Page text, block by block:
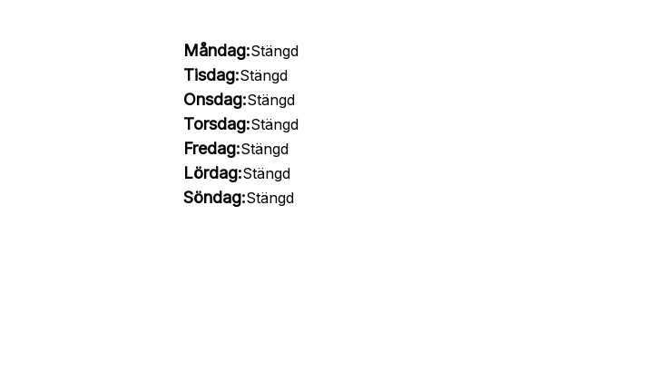
Måndag:Stängd
Tisdag:Stängd
Onsdag:Stängd
Torsdag:Stängd
Fredag:Stängd
Lördag:Stängd
Söndag:Stängd